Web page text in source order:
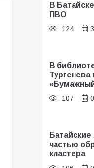
В
ПВО
124
В
Тургенева
107
Батайские
частью
кластера